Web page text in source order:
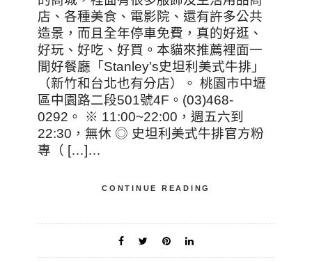
店、各種美食、電影院、還有許多公共
造景，而且全年停車免費，真的好逛、
好玩、好吃、好買。本貓來推薦裡面一
間好餐廳「Stanley’s史坦利美式牛排」
（新竹和台北也有分店）。 桃園市中壢
區中園路二段501號4F。(03)468-
0292。 ※ 11:00~22:00，週五六到
22:30，無休 ◎ 史坦利美式牛排官方粉
專（ […]…
CONTINUE READING